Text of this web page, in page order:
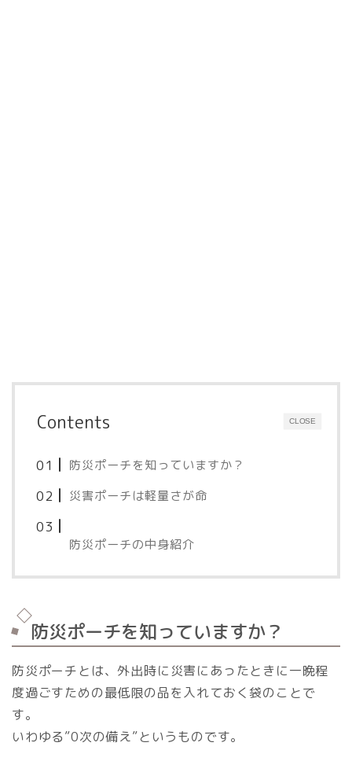
CLOSE
Contents
防災ポーチを知っていますか？
災害ポーチは軽量さが命
防災ポーチの中身紹介
防災ポーチを知っていますか？
防災ポーチとは、外出時に災害にあったときに一晩程
度過ごすための最低限の品を入れておく袋のことで
す。
いわゆる”0次の備え”というものです。